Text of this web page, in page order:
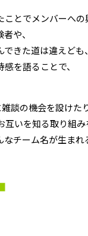
とでメンバーへの
や、
きた道は違えども、
を語ることで、
談の機会を設けたり
いを知る取り組み
チーム名が生まれ